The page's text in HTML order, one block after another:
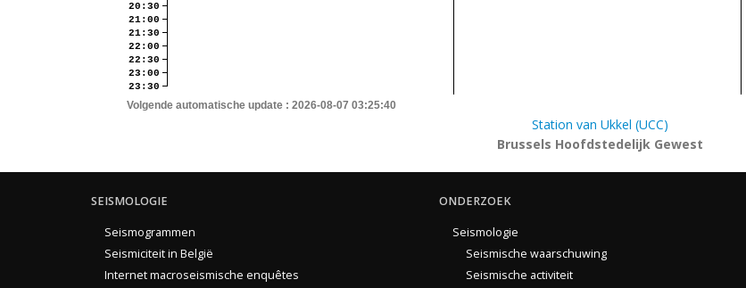
20:30
21:00
21:30
22:00
22:30
23:00
23:30
Volgende automatische update : 2026-08-07 03:25:40
Station van Ukkel (UCC)
Brussels Hoofdstedelijk Gewest
SEISMOLOGIE
Seismogrammen
Seismiciteit in België
Internet macroseismische enquêtes
ONDERZOEK
Seismologie
Seismische waarschuwing
Seismische activiteit